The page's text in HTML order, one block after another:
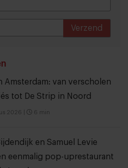
Verzend
Amsterdam: van verscholen
tot De Strip in Noord
2026 6 min
en Samuel Levie
eenmalig pop-uprestaurant